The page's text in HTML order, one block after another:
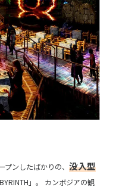
プンしたばかりの、没入型
」。 カンボジアの観